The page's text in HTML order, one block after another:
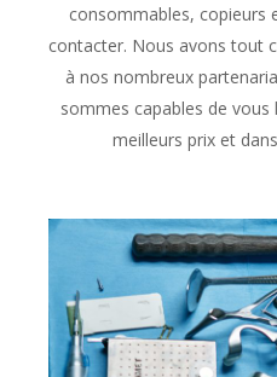
consommables, copieurs
contacter. Nous avons tout
à nos nombreux
sommes capables de
meilleurs prix et